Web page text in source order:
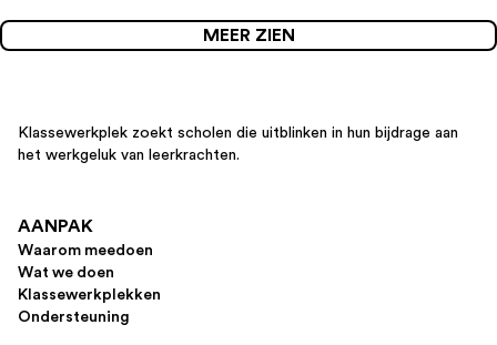
MEER ZIEN
Klassewerkplek zoekt scholen die uitblinken in hun bijdrage aan
het werkgeluk van leerkrachten.
AANPAK
Waarom meedoen
Wat we doen
Klassewerkplekken
Ondersteuning